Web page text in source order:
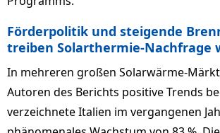
Förderpolitik und steigende
treiben Solarthermie-Nachfrage
In mehreren großen Solarwärme-
Autoren des Berichts positive Trends
verzeichnete Italien im vergangenen